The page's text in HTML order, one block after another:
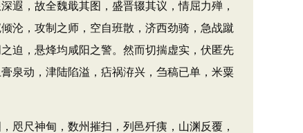
，故全魏戢其图，盛晋辍其议，情屈力殚，
沦，攻制之师，空自班散，济西劲骑，急战蹴
迫，悬烽均咸阳之警。然而切揣虚实，伏匿先
泉动，津陆陷溢，痁祸洊兴，刍稿已单，米粟
尺神甸，数州摧扫，列邑歼痍，山渊反覆，